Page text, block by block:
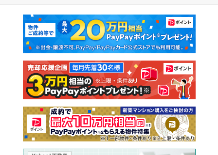
新築マンション 中古マンション
新築一戸建て 中古一戸建て
注文住宅 土地
売却査定
マンションカタログ 教えて！住まいの先生